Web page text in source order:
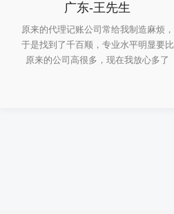
广东-王先生
原来的代理记账公司常给我制造麻烦，
于是找到了千百顺，专业水平明显要比
原来的公司高很多，现在我放心多了